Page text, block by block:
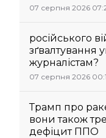
07 серпня 2026
російського
зґвалтування
журналістам?
07 серпня 2026
Трамп про
вони також
дефіцит ППО